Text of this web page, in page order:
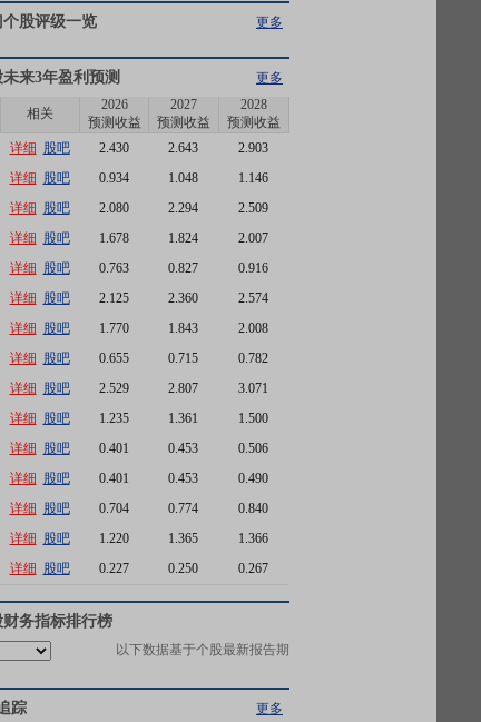
个股评级一览 更多
来3年盈利预测 更多
相关
2026
预测收益
2027
预测收益
2028
预测收益
详细 股吧 2.430 2.643
2.903
详细 股吧 0.934 1.048
1.146
详细 股吧 2.080 2.294
2.509
详细 股吧 1.678 1.824
2.007
详细 股吧 0.763 0.827
0.916
详细 股吧 2.125 2.360
2.574
详细 股吧 1.770 1.843
2.008
详细 股吧 0.655 0.715
0.782
详细 股吧 2.529 2.807
3.071
详细 股吧 1.235 1.361
1.500
详细 股吧 0.401 0.453
0.506
详细 股吧 0.401 0.453
0.490
详细 股吧 0.704 0.774
0.840
详细 股吧 1.220 1.365
1.366
详细 股吧 0.227 0.250 0.267
财务指标排行榜
以下数据基于个股最新报告期
踪 更多